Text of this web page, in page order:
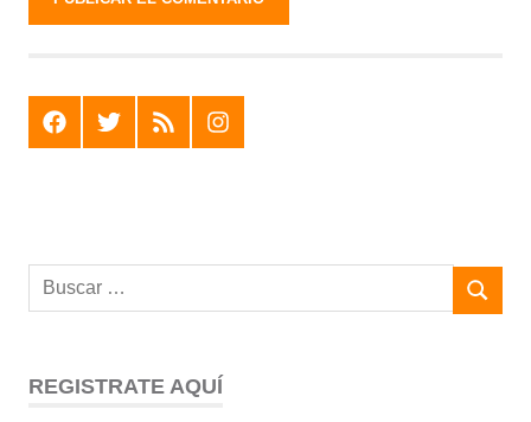
F T R I
REGISTRATE AQUÍ